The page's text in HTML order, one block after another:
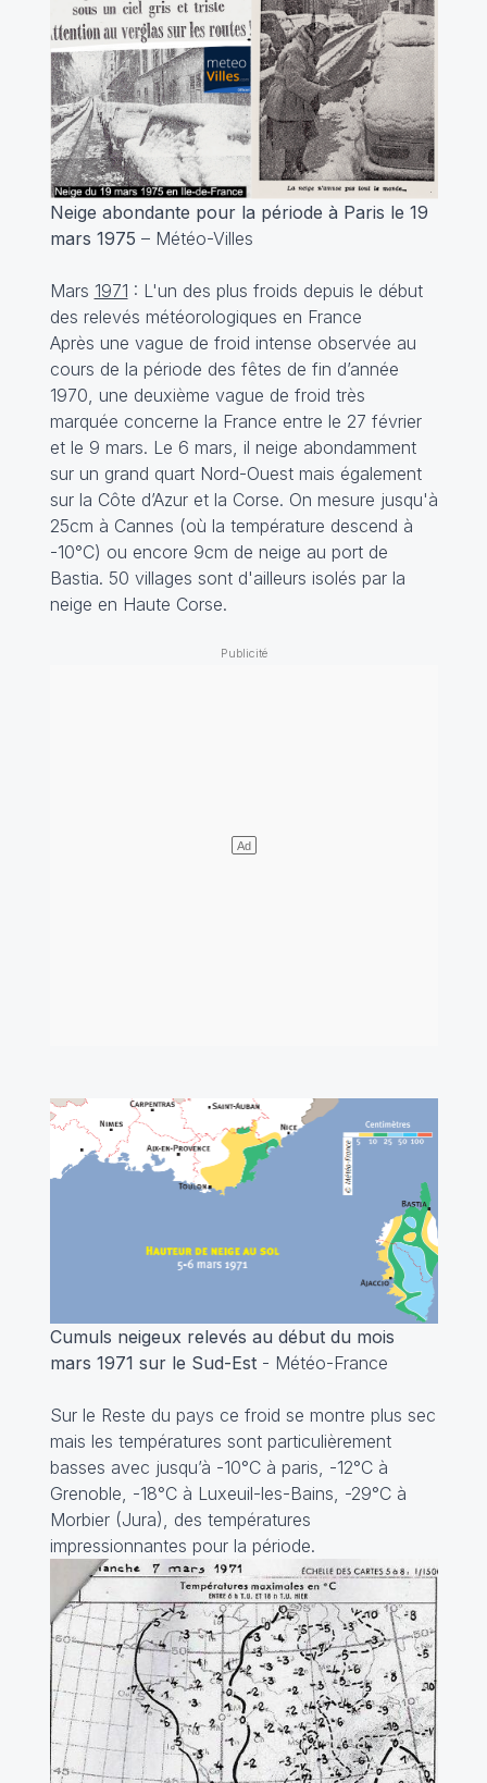
Neige abondante pour la période à Paris le 19
mars 1975 – Météo-Villes
Mars 1971 : L'un des plus froids depuis le début
des relevés météorologiques en France
Après une vague de froid intense observée au
cours de la période des fêtes de fin d’année
1970, une deuxième vague de froid très
marquée concerne la France entre le 27 février
et le 9 mars. Le 6 mars, il neige abondamment
sur un grand quart Nord-Ouest mais également
sur la Côte d’Azur et la Corse. On mesure jusqu'à
25cm à Cannes (où la température descend à
-10°C) ou encore 9cm de neige au port de
Bastia. 50 villages sont d'ailleurs isolés par la
neige en Haute Corse.
Cumuls neigeux relevés au début du mois
mars 1971 sur le Sud-Est - Météo-France
Sur le Reste du pays ce froid se montre plus sec
mais les températures sont particulièrement
basses avec jusqu’à -10°C à paris, -12°C à
Grenoble, -18°C à Luxeuil-les-Bains, -29°C à
Morbier (Jura), des températures
impressionnantes pour la période.